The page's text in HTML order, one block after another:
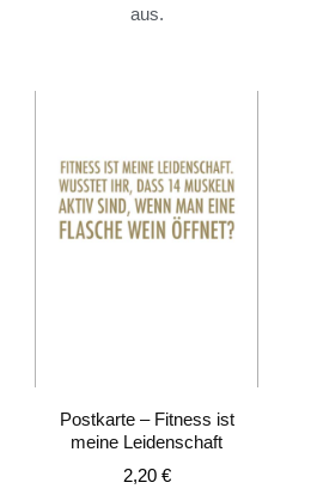
aus.
Postkarte – Fitness ist
meine Leidenschaft
2,20 €